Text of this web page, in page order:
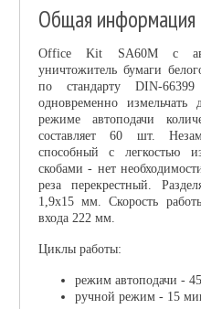
Общая информация
Office Kit SA60M с
уничтожитель бумаги
по стандарту DIN-
одновременно
режиме автоподачи
составляет 60 шт.
способный с легкостью
скобами - нет
реза перекрестный.
1,9x15 мм. Скорость
входа 222 мм.
Циклы работы:
режим автоподачи -
ручной режим - 15